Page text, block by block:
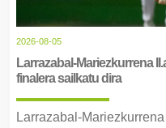
2026-08-05
Larrazabal-Mariezkurrena
finalera sailkatu dira
Larrazabal-